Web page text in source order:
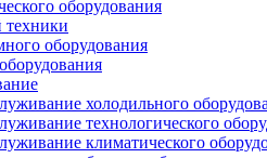
оборудования
техники
оборудования
холодильного
технологического
климатического